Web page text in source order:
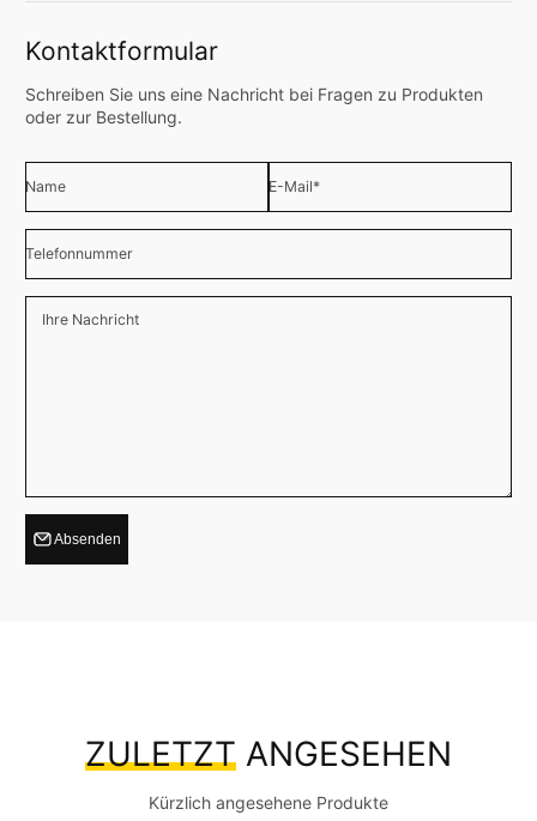
Kontaktformular
Schreiben Sie uns eine Nachricht bei Fragen zu Produkten
oder zur Bestellung.
Name E-Mail*
Telefonnummer
Ihre Nachricht
Absenden
ZULETZT ANGESEHEN
Kürzlich angesehene Produkte